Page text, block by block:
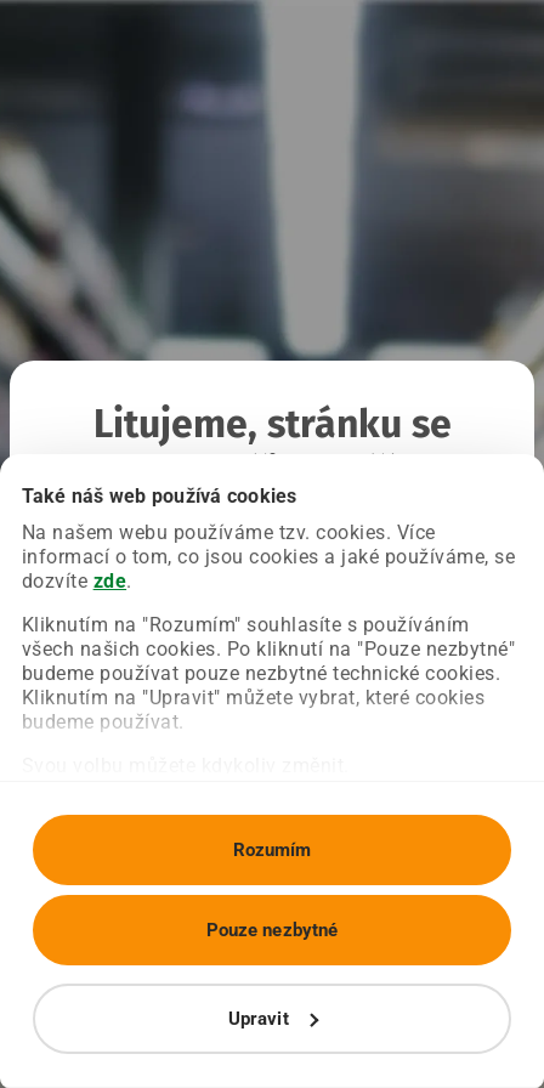
Také náš web používá cookies
Na našem webu používáme tzv. cookies. Více
informací o tom, co jsou cookies a jaké používáme, se
dozvíte zde.
Kliknutím na "Rozumím" souhlasíte s používáním
všech našich cookies. Po kliknutí na "Pouze nezbytné"
budeme používat pouze nezbytné technické cookies.
Kliknutím na "Upravit" můžete vybrat, které cookies
budeme používat.
Rozumím
Upravit
Pouze nezbytné
Litujeme, stránku se
Chyba nastala na naší straně a už ji opravujeme.
Zkuste prosím znovu načíst požadovanou stránku.
Obnovit stránku Úvodní strana